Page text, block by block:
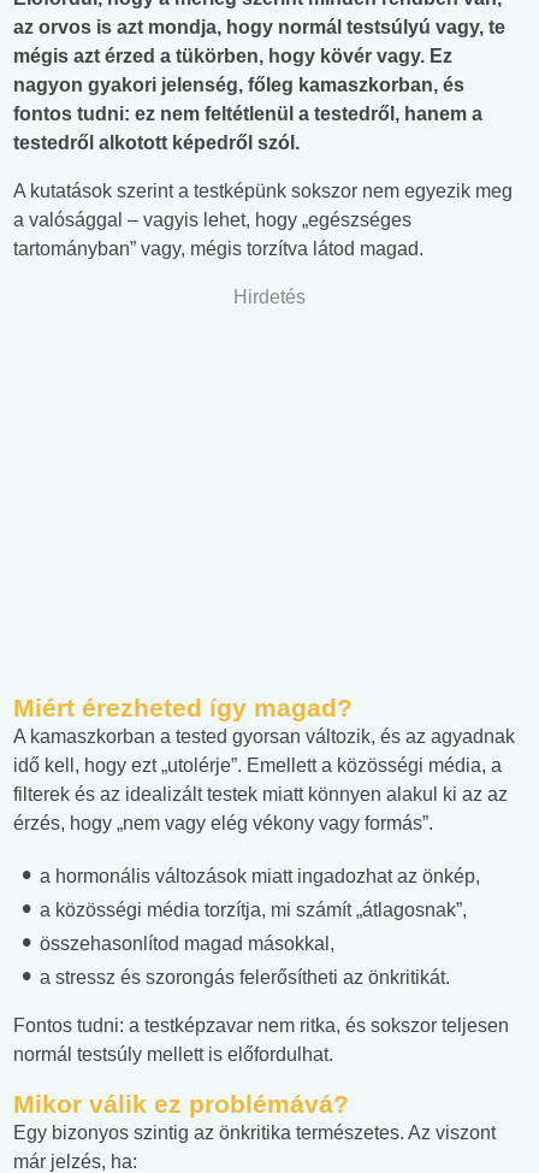
az orvos is azt mondja, hogy normál testsúlyú vagy, te
mégis azt érzed a tükörben, hogy kövér vagy. Ez
nagyon gyakori jelenség, főleg kamaszkorban, és
fontos tudni: ez nem feltétlenül a testedről, hanem a
testedről alkotott képedről szól.
A kutatások szerint a testképünk sokszor nem egyezik meg
a valósággal – vagyis lehet, hogy „egészséges
tartományban” vagy, mégis torzítva látod magad.
Hirdetés
Miért érezheted így magad?
A kamaszkorban a tested gyorsan változik, és az agyadnak
idő kell, hogy ezt „utolérje”. Emellett a közösségi média, a
filterek és az idealizált testek miatt könnyen alakul ki az az
érzés, hogy „nem vagy elég vékony vagy formás”.
a hormonális változások miatt ingadozhat az önkép,
a közösségi média torzítja, mi számít „átlagosnak”,
összehasonlítod magad másokkal,
a stressz és szorongás felerősítheti az önkritikát.
Fontos tudni: a testképzavar nem ritka, és sokszor teljesen
normál testsúly mellett is előfordulhat.
Mikor válik ez problémává?
Egy bizonyos szintig az önkritika természetes. Az viszont
már jelzés, ha: